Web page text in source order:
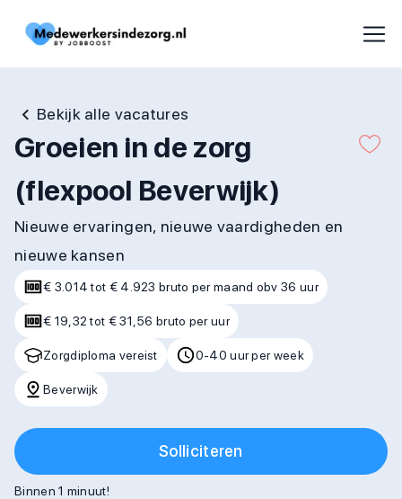
Bekijk alle vacatures
Groeien in de zorg
(flexpool Beverwijk)
Nieuwe ervaringen, nieuwe vaardigheden en
nieuwe kansen
€ 3.014 tot € 4.923 bruto per maand obv 36 uur
€ 19,32 tot € 31,56 bruto per uur
Zorgdiploma vereist 0-40 uur per week
Beverwijk
Solliciteren
Binnen 1 minuut!